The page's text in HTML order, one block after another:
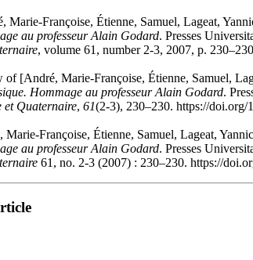
Marie-Françoise, Étienne, Samuel, Lageat,
au professeur Alain Godard. Presses
, volume 61, number 2-3, 2007, p.
[André, Marie-Françoise, Étienne, Samuel,
Hommage au professeur Alain Godard.
et Quaternaire, 61(2-3), 230–230. https://doi.org/
Françoise, Étienne, Samuel, Lageat,
au professeur Alain Godard. Presses
61, no. 2-3 (2007) : 230–230. https://